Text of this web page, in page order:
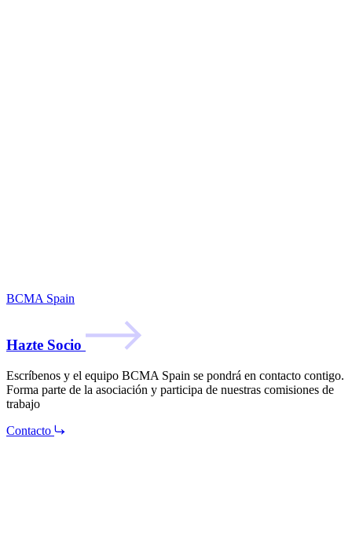
BCMA Spain
Hazte Socio
Escríbenos y el equipo BCMA Spain se pondrá en contacto contigo.
Forma parte de la asociación y participa de nuestras comisiones de
trabajo
Contacto